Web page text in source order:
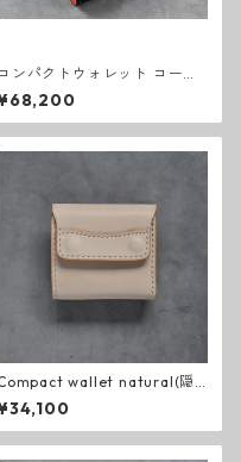
コンパクトウォレット コード
ン ブラック
wallet natural(隠
ボタン)WB